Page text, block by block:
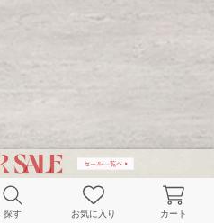
探す お気に入り カート